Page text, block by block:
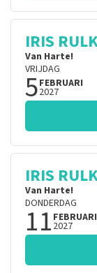
IRIS
Van Harte!
VRIJDAG
5FEBRUARI
2027
IRIS
Van Harte!
DONDERDAG
11 FEBRUARI
2027